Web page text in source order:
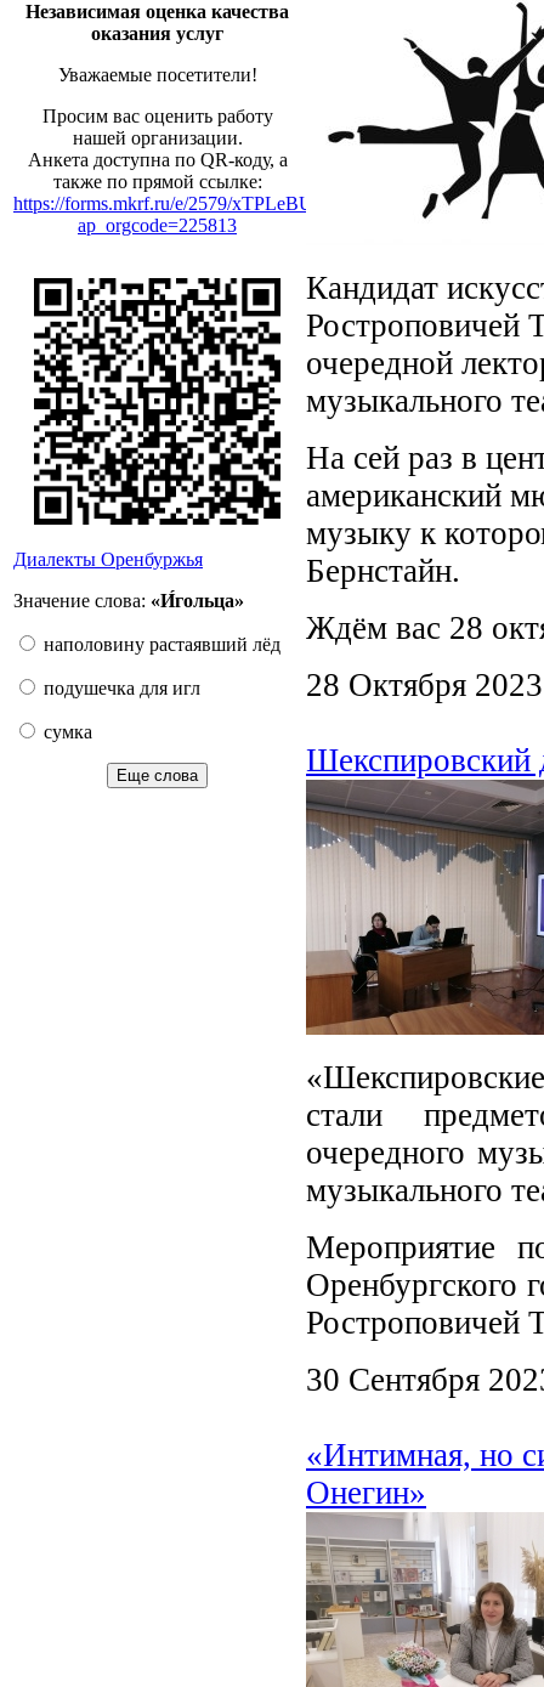
Независимая оценка качества
оказания услуг
Уважаемые посетители!
Просим вас оценить работу
нашей организации.
Анкета доступна по QR-коду, а
также по прямой ссылке:
https://forms.mkrf.ru/e/2579/xTPLeBU7/?
ap_orgcode=225813
Диалекты Оренбуржья
Значение слова: «И́гольца»
наполовину растаявший лёд
подушечка для игл
сумка
Еще слова
Кандидат
Ростроповичей
очередной
музыкального
На сей раз в
американский
музыку к
Бернстайн.
Ждём вас 28
28 Октября 2023
Шекспировский
стали
очередного
музыкального
Мероприятие
Оренбургского
Ростроповичей
30 Сентября
«Интимная, но
Онегин»